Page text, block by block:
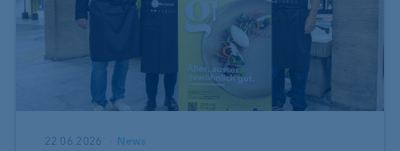
22.06.2026 News